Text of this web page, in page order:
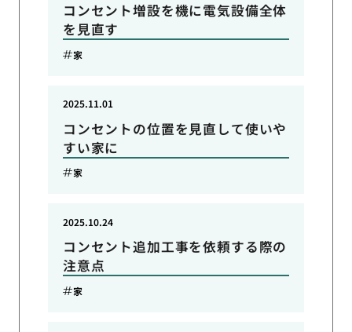
コンセント増設を機に電気設備全体
を見直す
家
コンセントの位置を見直して使いや
すい家に
2025.11.01
家
コンセント追加工事を依頼する際の
注意点
2025.10.24
家